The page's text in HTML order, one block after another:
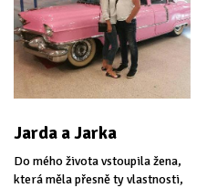
Jarda a Jarka
Do mého života vstoupila žena,
která měla přesně ty vlastnosti,